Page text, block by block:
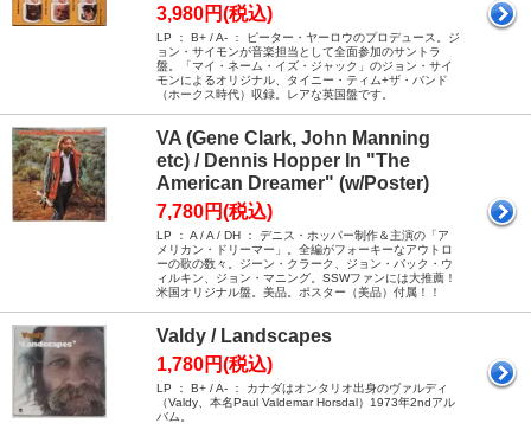
3,980円(税込)
LP ： B+ / A- ： ピーター・ヤーロウのプロデュース。ジ
ョン・サイモンが音楽担当として全面参加のサントラ
盤。「マイ・ネーム・イズ・ジャック」のジョン・サイ
モンによるオリジナル、タイニー・ティム+ザ・バンド
（ホークス時代）収録。レアな英国盤です。
VA (Gene Clark, John Manning
etc) / Dennis Hopper In "The
American Dreamer" (w/Poster)
7,780円(税込)
LP ： A / A / DH ： デニス・ホッパー制作＆主演の「ア
メリカン・ドリーマー」。全編がフォーキーなアウトロ
ーの歌の数々。ジーン・クラーク、ジョン・バック・ウ
ィルキン、ジョン・マニング。SSWファンには大推薦！
米国オリジナル盤。美品。ポスター（美品）付属！！
Valdy / Landscapes
1,780円(税込)
LP ： B+ / A- ： カナダはオンタリオ出身のヴァルディ
（Valdy、本名Paul Valdemar Horsdal）1973年2ndアル
バム。